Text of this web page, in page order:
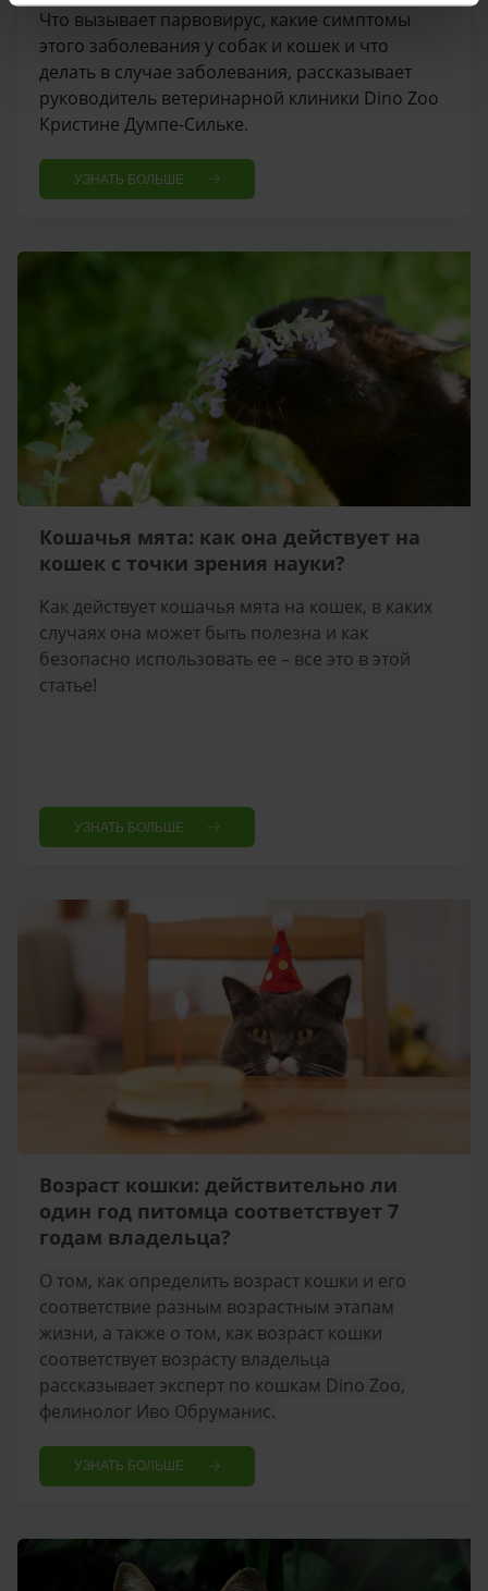
Что вызывает парвовирус, какие симптомы
этого заболевания у собак и кошек и что
делать в случае заболевания, рассказывает
руководитель ветеринарной клиники Dino Zoo
Кристине Думпе-Сильке.
УЗНАТЬ БОЛЬШЕ
Кошачья мята: как она действует на
кошек с точки зрения науки?
Как действует кошачья мята на кошек, в каких
случаях она может быть полезна и как
безопасно использовать ее – все это в этой
статье!
УЗНАТЬ БОЛЬШЕ
Возраст кошки: действительно ли
один год питомца соответствует 7
годам владельца?
О том, как определить возраст кошки и его
соответствие разным возрастным этапам
жизни, а также о том, как возраст кошки
соответствует возрасту владельца
рассказывает эксперт по кошкам Dino Zoo,
фелинолог Иво Обруманис.
УЗНАТЬ БОЛЬШЕ